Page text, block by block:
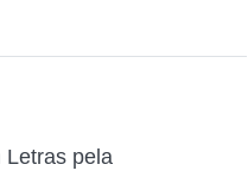
Letras pela